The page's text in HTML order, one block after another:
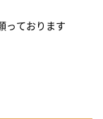
っております